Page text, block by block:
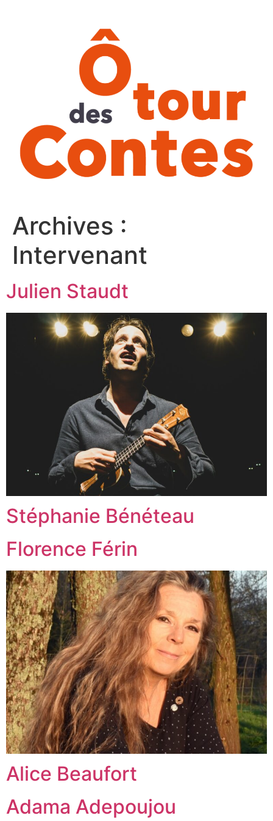
Archives :
Intervenant
Julien Staudt
Stéphanie Bénéteau
Florence Férin
Alice Beaufort
Adama Adepoujou